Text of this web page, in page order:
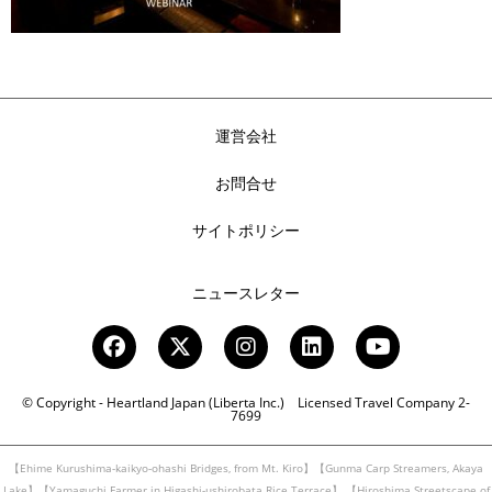
© Copyright - Heartland Japan (Liberta Inc.) Licensed Travel Company 2-
7699
運営会社
お問合せ
サイトポリシー
ニュースレター
【Ehime Kurushima-kaikyo-ohashi Bridges, from Mt. Kiro】【Gunma Carp Streamers, Akaya